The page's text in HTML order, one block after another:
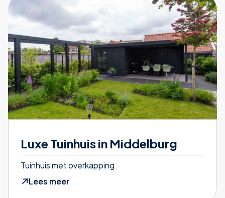
Luxe Tuinhuis in Middelburg
Tuinhuis met overkapping
Lees meer